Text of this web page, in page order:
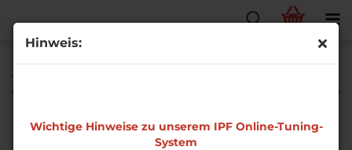
Hinweis:
Wichtige Hinweise zu unserem IPF Online-Tuning-
System